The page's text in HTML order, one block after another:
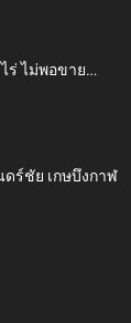
ร่ ไม่พอขาย…
ดร์ชัย เกษบึงกาฬ